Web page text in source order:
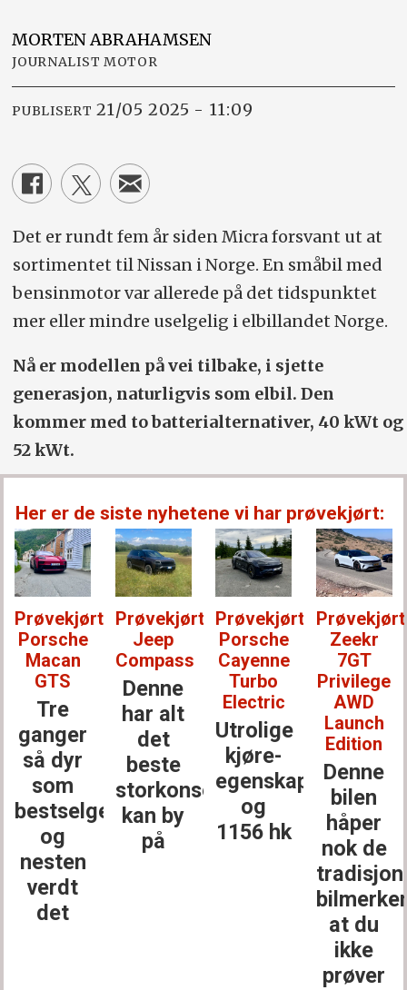
MORTEN ABRAHAMSEN
JOURNALIST MOTOR
PUBLISERT 21/05 2025 - 11:09
Det er rundt fem år siden Micra forsvant ut at
sortimentet til Nissan i Norge. En småbil med
bensinmotor var allerede på det tidspunktet
mer eller mindre uselgelig i elbillandet Norge.
Nå er modellen på vei tilbake, i sjette
generasjon, naturligvis som elbil. Den
kommer med to batterialternativer, 40 kWt og
52 kWt.
Her er de siste nyhetene vi har prøvekjørt:
Prøvekjørt:
Porsche
Macan
GTS
Tre
ganger
så dyr
som
bestselgerne
og
nesten
verdt
det
Prøvekjørt:
Jeep
Compass
Denne
har alt
det
beste
storkonsernet
kan by
på
Prøvekjørt:
Porsche
Cayenne
Turbo
Electric
Utrolige
kjøre­
egenskaper
og
1156 hk
Zeekr
7GT
Privilege
AWD
Launch
Edition
Denne
bilen
håper
nok de
at du
ikke
prøver